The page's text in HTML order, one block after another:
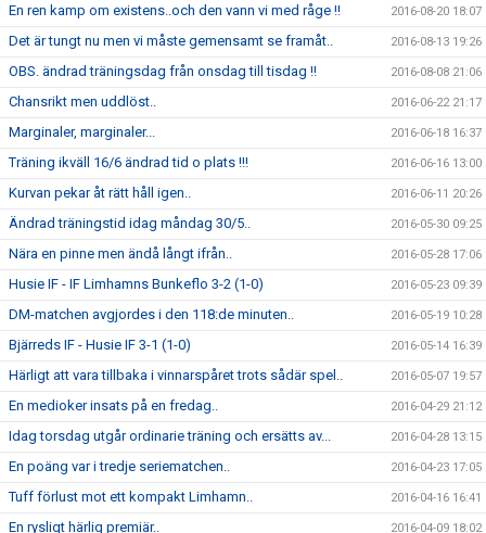
En ren kamp om existens..och den vann vi med råge !! 2016-08-20 18:07
Det är tungt nu men vi måste gemensamt se framåt.. 2016-08-13 19:26
OBS. ändrad träningsdag från onsdag till tisdag !! 2016-08-08 21:06
Chansrikt men uddlöst.. 2016-06-22 21:17
Marginaler, marginaler... 2016-06-18 16:37
Träning ikväll 16/6 ändrad tid o plats !!! 2016-06-16 13:00
Kurvan pekar åt rätt håll igen.. 2016-06-11 20:26
Ändrad träningstid idag måndag 30/5.. 2016-05-30 09:25
Nära en pinne men ändå långt ifrån.. 2016-05-28 17:06
Husie IF - IF Limhamns Bunkeflo 3-2 (1-0) 2016-05-23 09:39
DM-matchen avgjordes i den 118:de minuten.. 2016-05-19 10:28
Bjärreds IF - Husie IF 3-1 (1-0) 2016-05-14 16:39
Härligt att vara tillbaka i vinnarspåret trots sådär spel.. 2016-05-07 19:57
En medioker insats på en fredag.. 2016-04-29 21:12
Idag torsdag utgår ordinarie träning och ersätts av... 2016-04-28 13:15
En poäng var i tredje seriematchen.. 2016-04-23 17:05
Tuff förlust mot ett kompakt Limhamn.. 2016-04-16 16:41
En rysligt härlig premiär.. 2016-04-09 18:02